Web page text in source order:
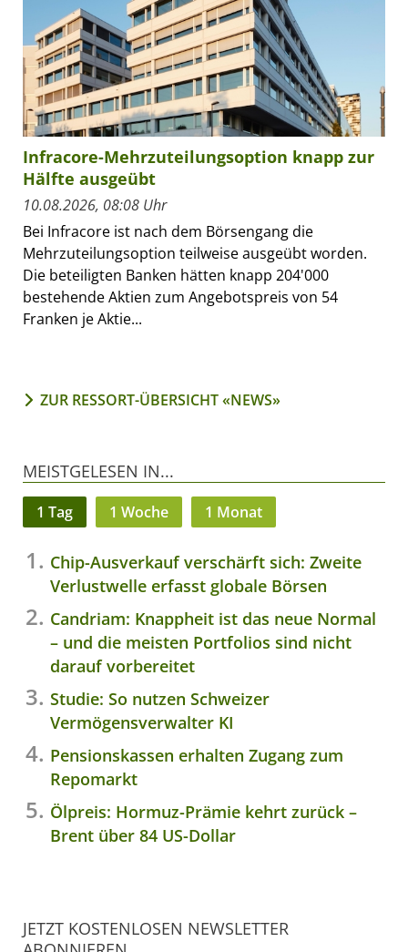
Infracore-Mehrzuteilungsoption knapp zur
Hälfte ausgeübt
10.08.2026, 08:08 Uhr
Bei Infracore ist nach dem Börsengang die
Mehrzuteilungsoption teilweise ausgeübt worden.
Die beteiligten Banken hätten knapp 204'000
bestehende Aktien zum Angebotspreis von 54
Franken je Aktie...
ZUR RESSORT-ÜBERSICHT «NEWS»
MEISTGELESEN IN...
1 Tag 1 Woche 1 Monat
Chip-Ausverkauf verschärft sich: Zweite
Verlustwelle erfasst globale Börsen
Candriam: Knappheit ist das neue Normal
– und die meisten Portfolios sind nicht
darauf vorbereitet
Studie: So nutzen Schweizer
Vermögensverwalter KI
Pensionskassen erhalten Zugang zum
Repomarkt
Ölpreis: Hormuz-Prämie kehrt zurück –
Brent über 84 US-Dollar
JETZT KOSTENLOSEN NEWSLETTER